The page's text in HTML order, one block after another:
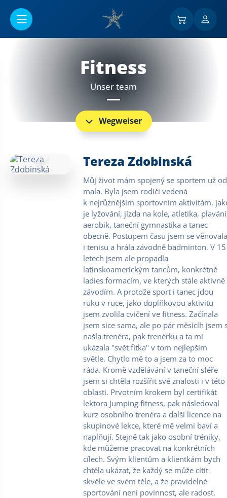
Fitness
Unser team
Wegweiser
Tereza Zdobinská
Můj život mám spojený se sportem už od
mala. Byla jsem rodiči vedená
k nejrůznějším sportovním aktivitám,
je lyžování, jízda na kole, atletika,
aerobik, taneční gymnastika a tanec
obecně. Postupem času jsem se věnovala
i tenisu a hrála závodně badminton. V 15
letech jsem ale propadla
latinskoamerickým tancům, konkrétně
ladies formacím, ve kterých stále aktivně
závodím. A protože sport i tanec jdou
ruku v ruce, jako doplňkovou aktivitu
jsem zvolila cvičení ve fitness. Začínala
jsem sice sama, ale po pár měsícíh jsem
našla trenéra, pak trenérku a ta mi
ukázala "svět fitka" v tom nejlepším
světle. Chytlo mě to a jsem za to moc
ráda. Kromě vzdělávání v taneční sféře
jsem si chtěla rozšířit své znalosti i v této
oblasti. Prvotním krokem byl certifikát
lektora Jumping fitness, pak následoval
kurz osobního trenéra a další licence na
skupinové lekce, které mě velmi baví a
naplňují. Stejně tak jako osobní tréniky,
kde můžeme pracovat na konkrétních
cílech. Svým klientům a klientkám bych
chtěla ukázat, že každý se může cítit
skvěle ve svém těle, a že pravidelné
sportování není povinnost, ale radost.